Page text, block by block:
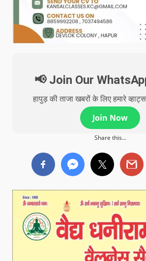
📢 Join Our
हापुड़ की ताजा खबरों के लिए हमारे
Join Now
Share this...